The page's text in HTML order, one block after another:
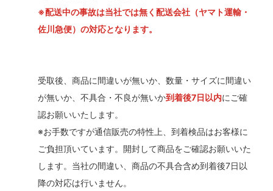
※配送中の事故は当社では無く配送会社（ヤマト運輸・
佐川急便）の対応となります。
受取後、商品に間違いが無いか、数量・サイズに間違い
が無いか、不具合・不良が無いか到着後7日以内にご確
認お願いいたします。
※お手数ですが通信販売の特性上、到着検品はお客様に
ご負担頂いています。開封して商品をご確認お願いいた
します。当社の間違い、商品の不具合含め到着後7日以
降の対応は行いません。